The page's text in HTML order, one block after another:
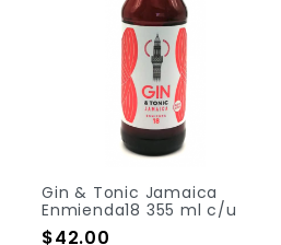
Gin & Tonic Jamaica
Enmienda18 355 ml c/u
Precio
$42.00